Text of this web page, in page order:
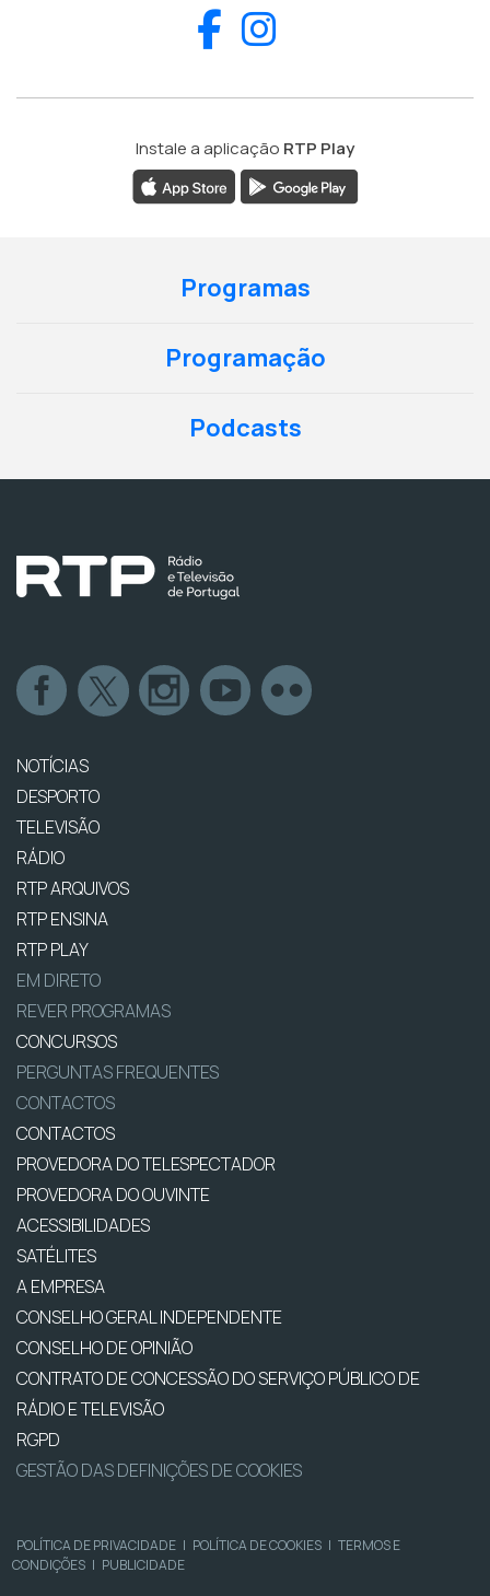
Facebook
Instale a aplicação RTP Play
Programas
Programação
Podcasts
NOTÍCIAS
DESPORTO
TELEVISÃO
RÁDIO
RTP ARQUIVOS
RTP ENSINA
RTP PLAY
EM DIRETO
REVER PROGRAMAS
CONCURSOS
PERGUNTAS FREQUENTES
CONTACTOS
CONTACTOS
PROVEDORA DO TELESPECTADOR
PROVEDORA DO OUVINTE
ACESSIBILIDADES
SATÉLITES
A EMPRESA
CONSELHO GERAL INDEPENDENTE
CONSELHO DE OPINIÃO
CONTRATO DE CONCESSÃO DO SERVIÇO PÚBLICO DE
RÁDIO E TELEVISÃO
RGPD
GESTÃO DAS DEFINIÇÕES DE COOKIES
POLÍTICA DE PRIVACIDADE | POLÍTICA DE COOKIES | TERMOS E
CONDIÇÕES | PUBLICIDADE